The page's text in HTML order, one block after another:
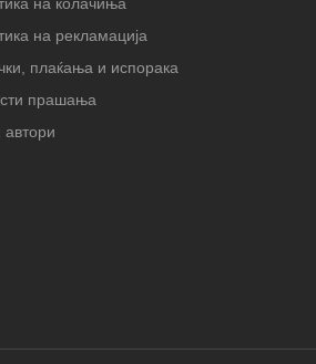
на рекламација
плаќања и испорака
прашања